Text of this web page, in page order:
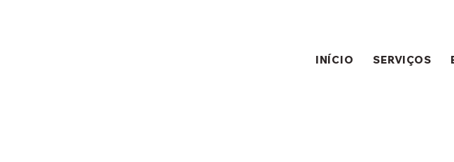
INÍCIO SERVIÇOS